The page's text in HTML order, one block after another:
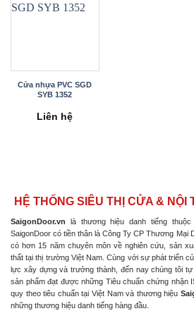
Cửa nhựa PVC SGD
SYB 1352
Liên hệ
HỆ THỐNG SIÊU THỊ CỬA & NỘI
SaigonDoor.vn là thương hiệu danh tiếng
SaigonDoor có tiền thân là Công Ty CP Thương Mại
có hơn 15 năm chuyên môn về nghiên cứu, sản
thất tại thị trường Việt Nam. Cùng với sự phát triển
lực xây dựng và trưởng thành, đến nay chúng tôi
sản phẩm đạt được những Tiêu chuẩn chứng nhận
quy theo tiêu chuẩn tại Việt Nam và thương hiệu
những thương hiệu danh tiếng hàng đầu.